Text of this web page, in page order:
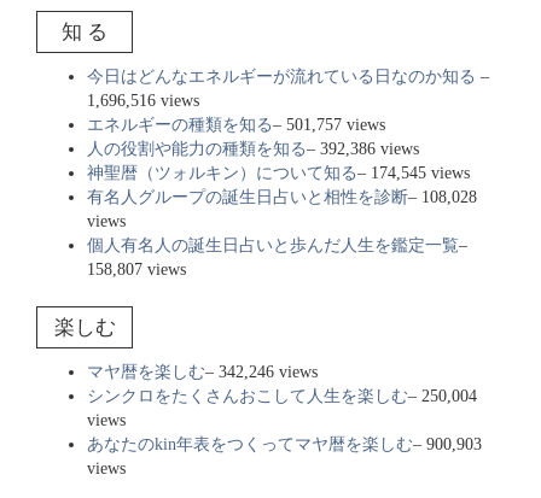
知 る
今日はどんなエネルギーが流れている日なのか知る –
1,696,516 views
エネルギーの種類を知る– 501,757 views
人の役割や能力の種類を知る– 392,386 views
神聖暦（ツォルキン）について知る– 174,545 views
有名人グループの誕生日占いと相性を診断– 108,028
views
個人有名人の誕生日占いと歩んだ人生を鑑定一覧–
158,807 views
楽しむ
マヤ暦を楽しむ– 342,246 views
シンクロをたくさんおこして人生を楽しむ– 250,004
views
あなたのkin年表をつくってマヤ暦を楽しむ– 900,903
views